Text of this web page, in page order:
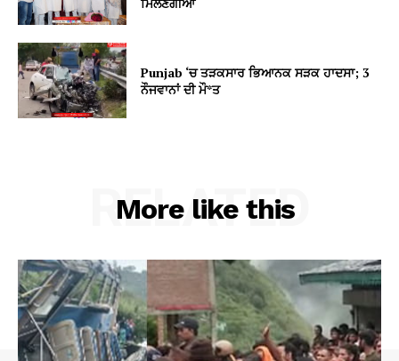
ਮਿਲਣਗੀਆਂ
Punjab ‘ਚ ਤੜਕਸਾਰ ਭਿਆਨਕ ਸੜਕ ਹਾਦਸਾ; 3
ਨੌਜਵਾਨਾਂ ਦੀ ਮੌ*ਤ
More like this
RELATED